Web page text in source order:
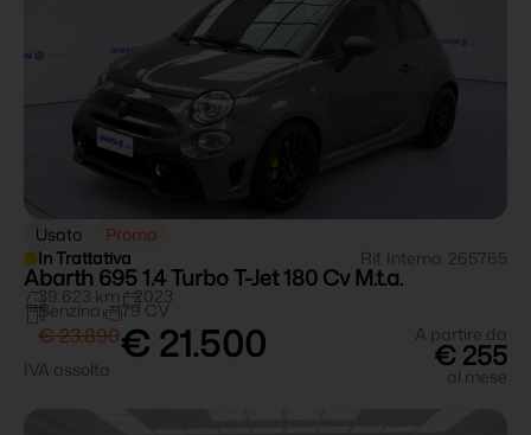
Usato
Promo
In Trattativa
Rif. Interno: 265765
Abarth 695 1.4 Turbo T-Jet 180 Cv M.t.a.
39.623 km 2023
Benzina 179 CV
€ 21.500
€ 23.890
IVA assolta
A partire da
€ 255
al mese